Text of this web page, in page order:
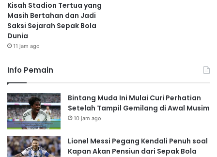
Kisah Stadion Tertua yang
Masih Bertahan dan Jadi
Saksi Sejarah Sepak Bola
Dunia
11 jam ago
Info Pemain
Bintang Muda Ini Mulai Curi Perhatian
Setelah Tampil Gemilang di Awal Musim
10 jam ago
Lionel Messi Pegang Kendali Penuh soal
Kapan Akan Pensiun dari Sepak Bola